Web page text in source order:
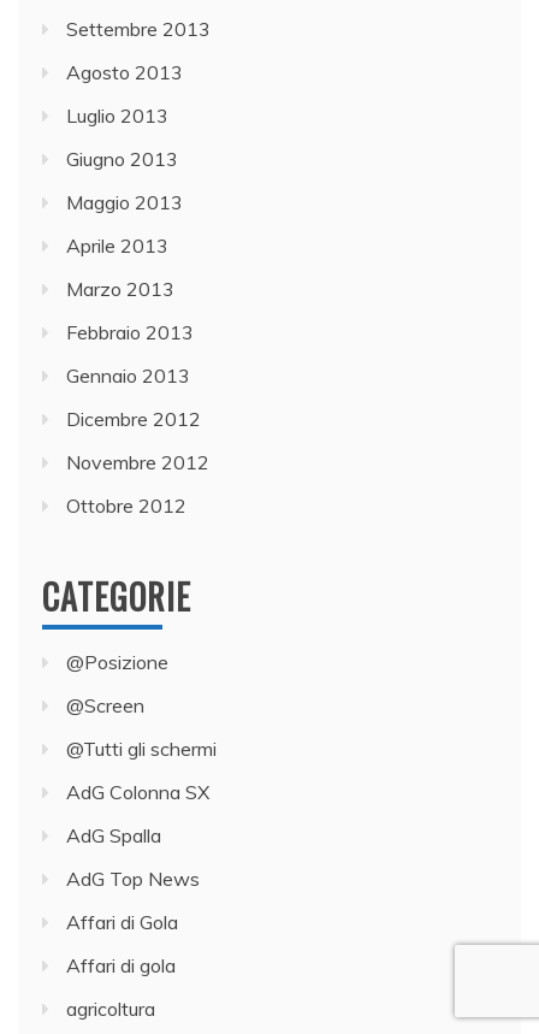
Settembre 2013
Agosto 2013
Luglio 2013
Giugno 2013
Maggio 2013
Aprile 2013
Marzo 2013
Febbraio 2013
Gennaio 2013
Dicembre 2012
Novembre 2012
Ottobre 2012
CATEGORIE
@Posizione
@Screen
@Tutti gli schermi
AdG Colonna SX
AdG Spalla
AdG Top News
Affari di Gola
Affari di gola
agricoltura